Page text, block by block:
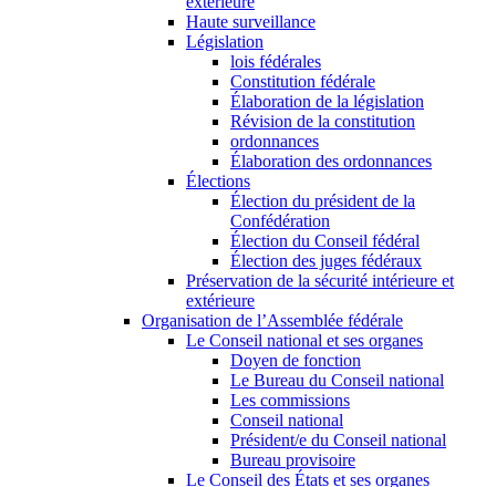
Haute surveillance
Législation
lois fédérales
Constitution fédérale
Élaboration de la législation
Révision de la constitution
ordonnances
Élaboration des ordonnances
Élections
Élection du président de la
Confédération
Élection du Conseil fédéral
Élection des juges fédéraux
Préservation de la sécurité intérieure et
extérieure
Organisation de l’Assemblée fédérale
Le Conseil national et ses organes
Doyen de fonction
Le Bureau du Conseil national
Les commissions
Conseil national
Président/e du Conseil national
Bureau provisoire
Le Conseil des États et ses organes